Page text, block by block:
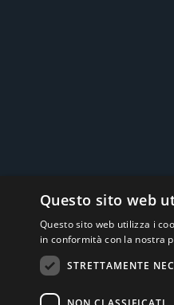
Social
Questo sito web
Questo sito web utilizza i
in conformità con la nostra
STRETTAMENTE